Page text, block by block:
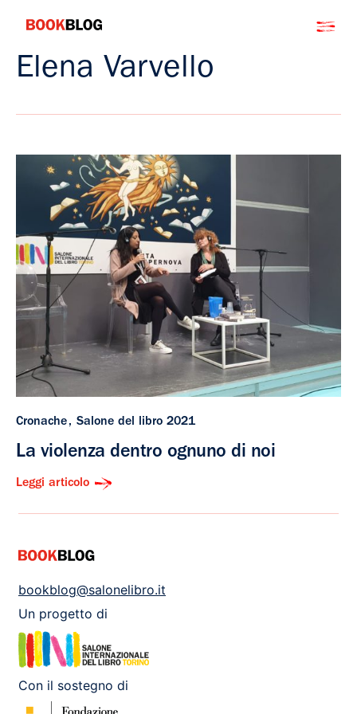
contenuto
Bookblog
Elena Varvello
Cronache Salone del libro 2021
La violenza dentro ognuno di noi
Leggi articolo
bookblog@salonelibro.it
Un progetto di
Con il sostegno di